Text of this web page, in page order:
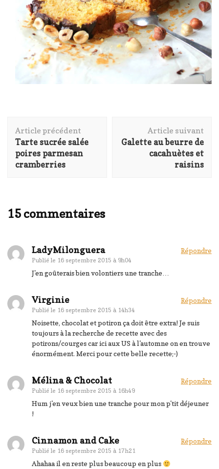
d'article
Article précédent
Tarte sucrée salée
poires parmesan
cramberries
Article suivant
Galette au beurre de
cacahuètes et
raisins
15 commentaires
LadyMilonguera
Publié le 16 septembre 2015 à 9h04
Répondre
J'en goûterais bien volontiers une tranche…
Virginie
Publié le 16 septembre 2015 à 14h34
Répondre
Noisette, chocolat et potiron ça doit être extra! Je suis
toujours à la recherche de recette avec des
potirons/courges car ici aux US à l'automne on en trouve
énormément. Merci pour cette belle recette;-)
Mélina & Chocolat
Publié le 16 septembre 2015 à 16h49
Répondre
Hum j'en veux bien une tranche pour mon p'tit déjeuner
!
Cinnamon and Cake
Publié le 16 septembre 2015 à 17h21
Répondre
Ahahaa il en reste plus beaucoup en plus